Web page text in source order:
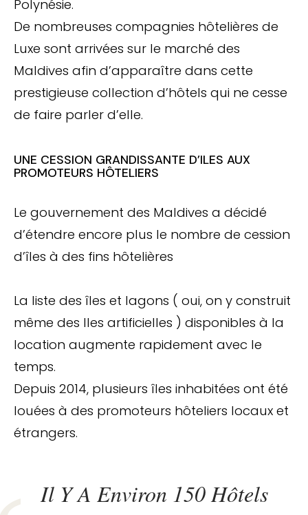
Polynésie.
De nombreuses compagnies hôtelières de
Luxe sont arrivées sur le marché des
Maldives afin d’apparaître dans cette
prestigieuse collection d’hôtels qui ne cesse
de faire parler d’elle.
UNE CESSION GRANDISSANTE D’ILES AUX
PROMOTEURS HÔTELIERS
Le gouvernement des Maldives a décidé
d’étendre encore plus le nombre de cession
d’îles à des fins hôtelières
La liste des îles et lagons ( oui, on y construit
même des Iles artificielles ) disponibles à la
location augmente rapidement avec le
temps.
Depuis 2014, plusieurs îles inhabitées ont été
louées à des promoteurs hôteliers locaux et
étrangers.
Il Y A Environ 150 Hôtels